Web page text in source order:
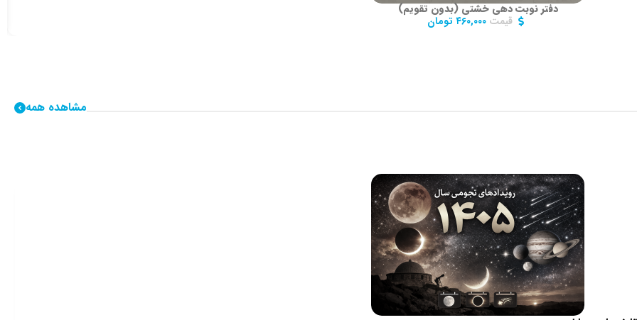
دفتر نوبت دهی خشتی (بدون تقویم)
قیمت۴۶۰,۰۰۰ تومان
مشاهده همه